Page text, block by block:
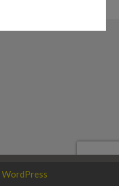
WordPress